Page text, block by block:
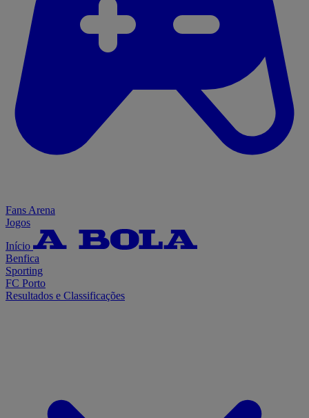
Fans Arena
Jogos
Início
Benfica
Sporting
FC Porto
Resultados e Classificações